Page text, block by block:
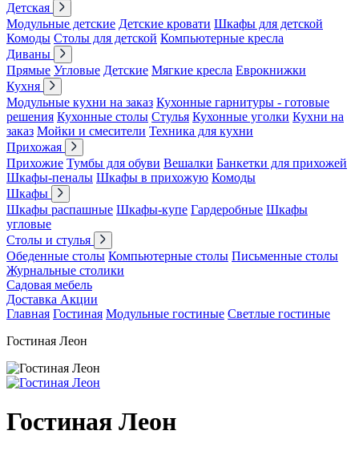
Детская
Модульные детские Детские кровати Шкафы для детской
Комоды Столы для детской Компьютерные кресла
Диваны
Прямые Угловые Детские Мягкие кресла Еврокнижки
Кухня
Модульные кухни на заказ Кухонные гарнитуры - готовые
решения Кухонные столы Стулья Кухонные уголки Кухни на
заказ Мойки и смесители Техника для кухни
Прихожая
Прихожие Тумбы для обуви Вешалки Банкетки для прихожей
Шкафы-пеналы Шкафы в прихожую Комоды
Шкафы
Шкафы распашные Шкафы-купе Гардеробные Шкафы
угловые
Столы и стулья
Обеденные столы Компьютерные столы Письменные столы
Журнальные столики
Садовая мебель
Доставка Акции
Главная Гостиная Модульные гостиные Светлые гостиные
Гостиная Леон
Гостиная Леон